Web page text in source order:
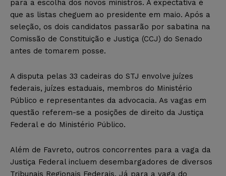
para a escolha dos novos ministros. A expectativa é
que as listas cheguem ao presidente em maio. Após a
seleção, os dois candidatos passarão por sabatina na
Comissão de Constituição e Justiça (CCJ) do Senado
antes de tomarem posse.
A disputa pelas 33 cadeiras do STJ envolve juízes
federais, juízes estaduais, membros do Ministério
Público e representantes da advocacia. As vagas em
questão referem-se a posições de direito da Justiça
Federal e do Ministério Público.
Além de Favreto, outros concorrentes para a vaga da
Justiça Federal incluem desembargadores de diversos
Tribunais Regionais Federais. Já para a vaga do